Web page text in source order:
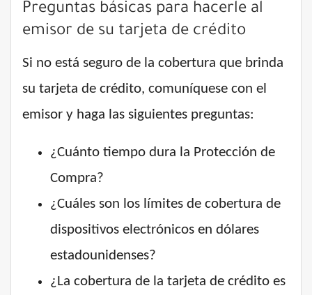
Preguntas básicas para hacerle al
emisor de su tarjeta de crédito
Si no está seguro de la cobertura que brinda
su tarjeta de crédito, comuníquese con el
emisor y haga las siguientes preguntas:
¿Cuánto tiempo dura la Protección de
Compra?
¿Cuáles son los límites de cobertura de
dispositivos electrónicos en dólares
estadounidenses?
¿La cobertura de la tarjeta de crédito es